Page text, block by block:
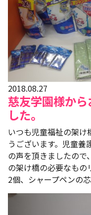
2018.08.27
慈友学園様か
した。
いつも児童福祉の架け
うございます。児童
の声を頂きましたので
の架け橋の必要なもの
2個、シャープペンの